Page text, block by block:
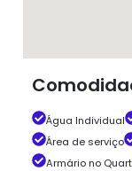
Água Individual
Área de serviço
Armário no